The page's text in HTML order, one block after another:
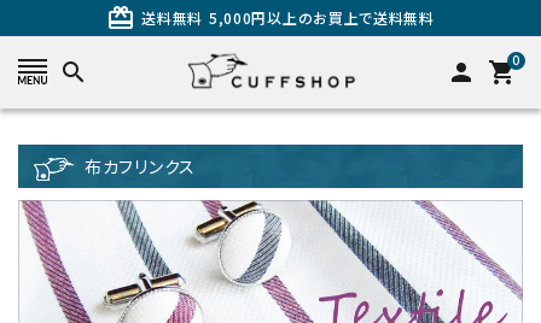
card_giftcard 送料無料 5,000円以上のお買上で送料無料
search person 0
shopping_cart
布カフリンクス